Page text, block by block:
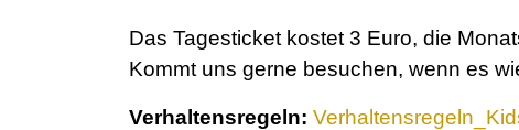
Das Tagesticket kostet 3 Euro, die
Kommt uns gerne besuchen, wenn es
Verhaltensregeln: